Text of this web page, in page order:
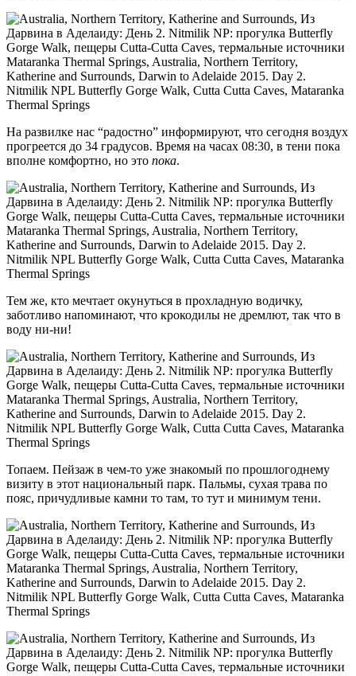
На развилке нас “радостно” информируют, что сегодня воздух
прогреется до 34 градусов. Время на часах 08:30, в тени пока
вполне комфортно, но это пока.
Тем же, кто мечтает окунуться в прохладную водичку,
заботливо напоминают, что крокодилы не дремлют, так что в
воду ни-ни!
Топаем. Пейзаж в чем-то уже знакомый по прошлогоднему
визиту в этот национальный парк. Пальмы, сухая трава по
пояс, причудливые камни то там, то тут и минимум тени.